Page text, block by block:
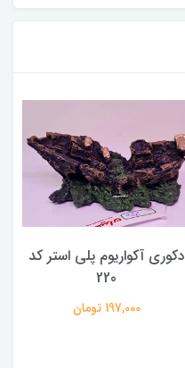
دکوری آکواریوم پلی استر کد
220
197,000 تومان